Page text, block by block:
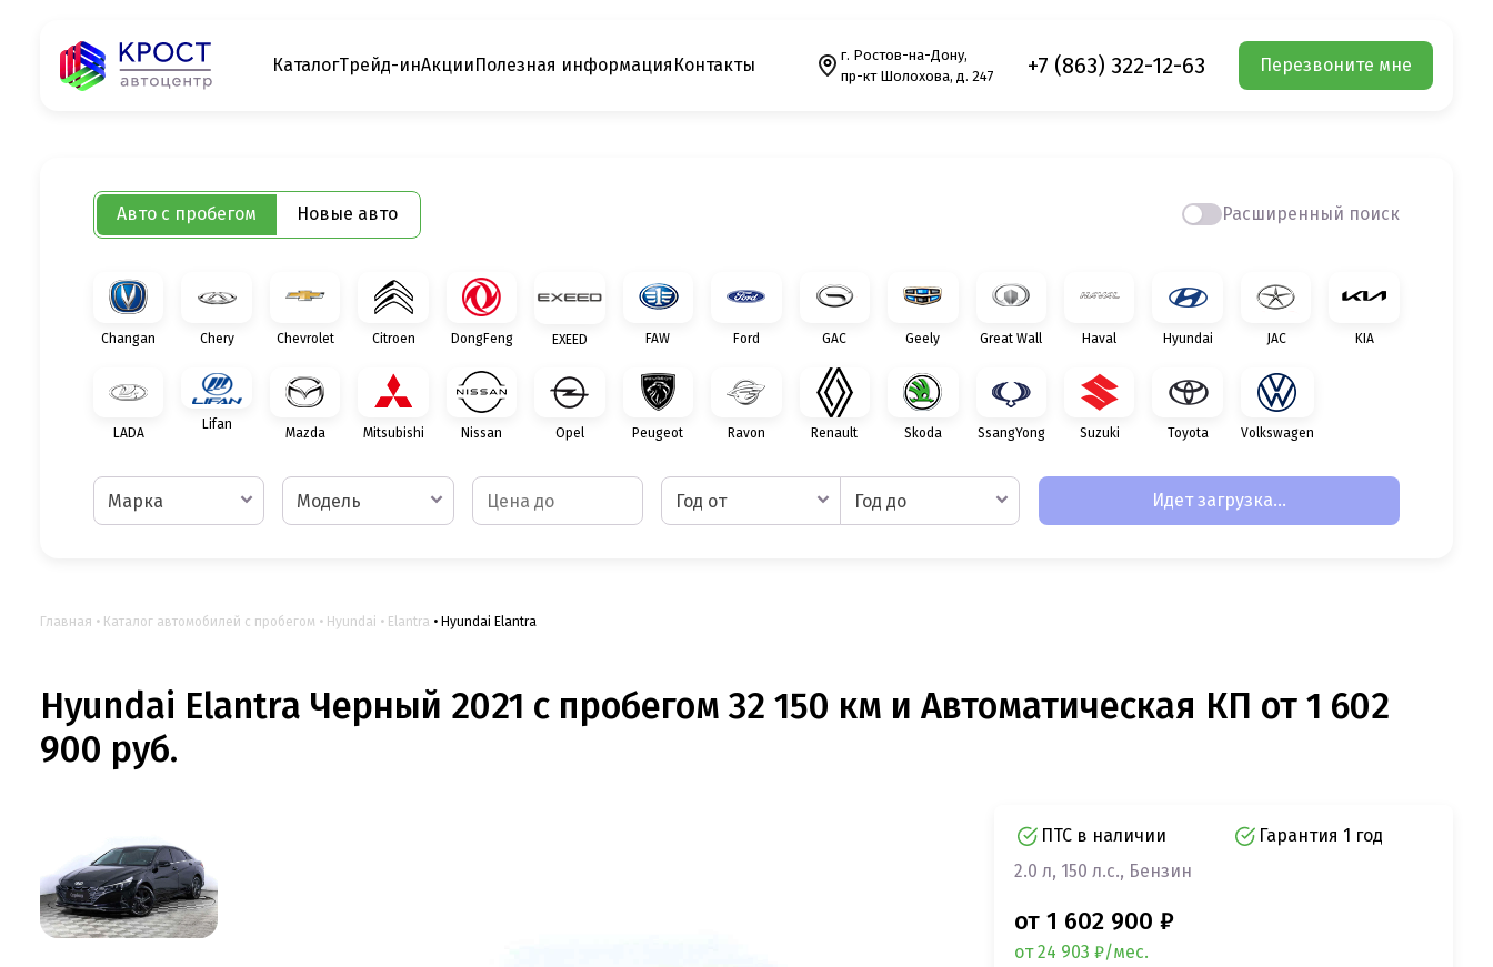
КаталогТрейд-инАкцииПолезная информация Контакты
г. Ростов-на-Дону,
пр-кт Шолохова, д. 247
+7 (863) 322-12-63 Перезвоните мне
Авто с пробегом Новые авто Расширенный поиск
Changan Chery Chevrolet Citroen DongFeng EXEED FAW Ford GAC Geely Great Wall Haval Hyundai JAC KIA
LADA
Lifan
Mazda Mitsubishi Nissan Opel Peugeot Ravon Renault Skoda SsangYong Suzuki Toyota Volkswagen
Марка Модель Год от Год до Идет загрузка...
Главная Каталог автомобилей с пробегом Hyundai Elantra Hyundai Elantra
Hyundai Elantra Черный 2021 с пробегом 32 150 км и Автоматическая КП от 1 602
900 руб.
ПТС в наличии
Гарантия 1 год
2.0 л, 150 л.с., Бензин
от 1 602 900 ₽
от 24 903 ₽/мес.